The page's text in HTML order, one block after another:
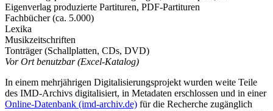
Eigenverlag produzierte Partituren, PDF-Partituren
Fachbücher (ca. 5.000)
Lexika
Musikzeitschriften
Tonträger (Schallplatten, CDs, DVD)
Vor Ort benutzbar (Excel-Katalog)
In einem mehrjährigen Digitalisierungsprojekt wurden weite Teile
des IMD-Archivs digitalisiert, in Metadaten erschlossen und in einer
Online-Datenbank (imd-archiv.de) für die Recherche zugänglich